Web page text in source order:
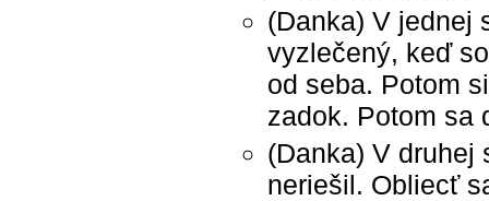
(Danka) V jednej
vyzlečený, keď
od seba. Potom
zadok. Potom sa
(Danka) V druhej
neriešil. Obliecť